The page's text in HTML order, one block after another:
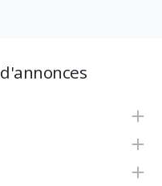
d'annonces